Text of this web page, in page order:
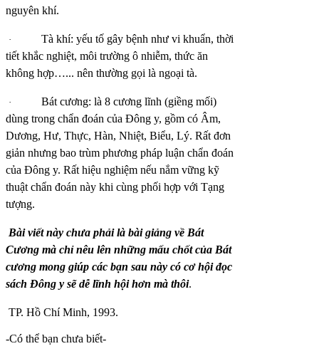
nguyên khí.
·
Tà khí: yếu tố gây bệnh như vi khuẩn, thời
tiết khắc nghiệt, môi trường ô nhiễm, thức ăn
không hợp…... nên thường gọi là ngoại tà.
·
Bát cương: là 8 cương lĩnh (giềng mối)
dùng trong chẩn đoán của Đông y, gồm có Âm,
Dương, Hư, Thực, Hàn, Nhiệt, Biểu, Lý. Rất đơn
giản nhưng bao trùm phương pháp luận chẩn đoán
của Đông y. Rất hiệu nghiệm nếu nắm vững kỹ
thuật chẩn đoán này khi cùng phối hợp với Tạng
tượng.
Bài viết này chưa phải là bài giảng về Bát
Cương mà chỉ nêu lên những mấu chốt của Bát
cương mong giúp các bạn sau này có cơ hội đọc
sách Đông y sẽ dễ lĩnh hội hơn mà thôi.
TP. Hồ Chí Minh, 1993.
-Có thể bạn chưa biết-